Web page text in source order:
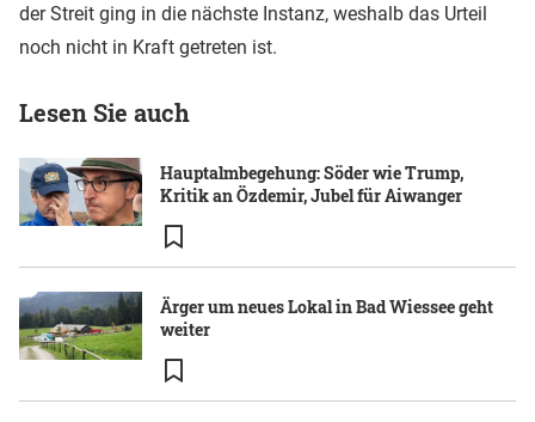
der Streit ging in die nächste Instanz, weshalb das Urteil
noch nicht in Kraft getreten ist.
Lesen Sie auch
Hauptalmbegehung: Söder wie Trump,
Kritik an Özdemir, Jubel für Aiwanger
Ärger um neues Lokal in Bad Wiessee geht
weiter